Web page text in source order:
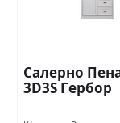
Салерно
3D3S Гербор